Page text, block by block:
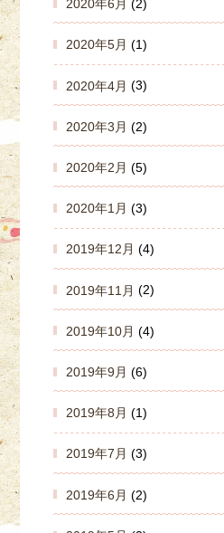
2020年6月 (2)
2020年5月 (1)
2020年4月 (3)
2020年3月 (2)
2020年2月 (5)
2020年1月 (3)
2019年12月 (4)
2019年11月 (2)
2019年10月 (4)
2019年9月 (6)
2019年8月 (1)
2019年7月 (3)
2019年6月 (2)